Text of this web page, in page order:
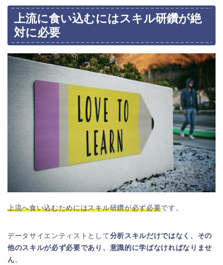
上流に食い込むにはスキル研鑽が絶
対に必要
上流へ食い込むためにはスキル研鑽が必ず必要です。
データサイエンティストとして 分析スキルだけではなく、その
他のスキルが必ず必要であり、意識的に学ばなければなりませ
ん 。